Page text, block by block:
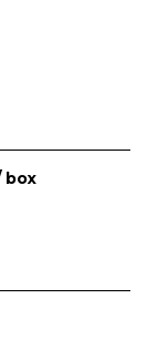
box